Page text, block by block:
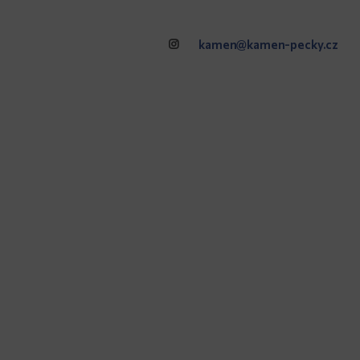
kamen@kamen-pecky.cz